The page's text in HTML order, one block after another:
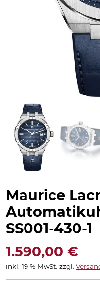
Maurice
SS001-430-1
1.590,00 €
inkl. 19 % MwSt. zzgl.